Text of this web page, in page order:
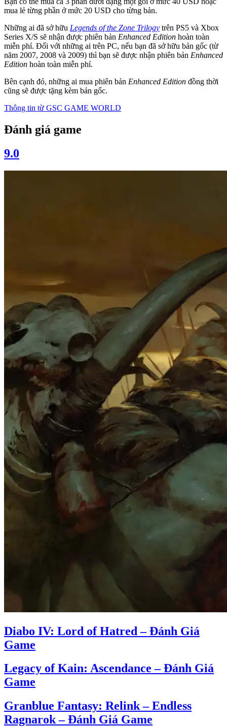
mua lẻ từng phần ở mức 20 USD cho từng bản.
Những ai đã sở hữu Legends of the Zone Trilogy trên PS5 và Xbox
Series X/S sẽ nhận được phiên bản Enhanced Edition hoàn toàn
miễn phí. Đối với những ai trên PC, nếu bạn đã sở hữu bản gốc (từ
năm 2007, 2008 và 2009) thì bạn sẽ được nhận phiên bản Enhanced
Edition hoàn toàn miễn phí.
Bên cạnh đó, những ai mua phiên bản Enhanced Edition đồng thời
cũng sẽ được tặng kèm bản gốc.
Thông tin từ GSC GAME WORLD
Đánh giá game
9.0
Diabo IV: Lord of Hatred – Đánh Giá
Game
Legacy of Kain: Ascendance – Đánh Giá
Game
Granblue Fantasy: Relink – Endless
Ragnarok – Đánh Giá Game